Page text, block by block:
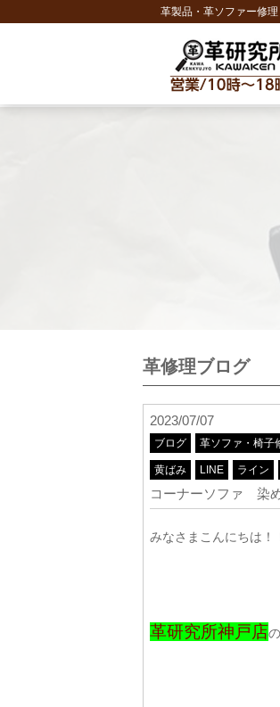
革製品・革ソファー修
革修理ブログ
2023/07/07
ブログ 革ソファ・椅子
黄ばみ LINE ライン
コーナーソファ 染
みなさまこんにちは！
革研究所神戸店